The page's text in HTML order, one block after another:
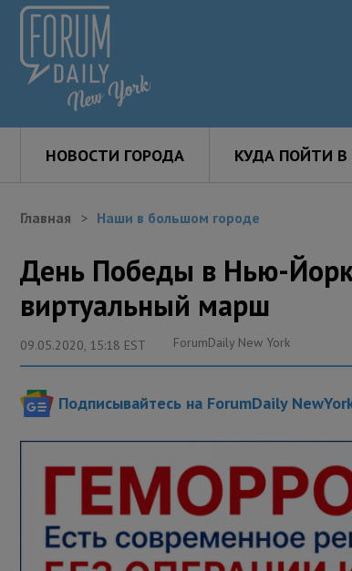
НОВОСТИ ГОРОДА КУДА ПОЙТИ В
Главная Наши в большом городе
День Победы в Нью-
виртуальный марш
09.05.2020, 15:18 EST ForumDaily New York
Подписывайтесь на ForumDaily